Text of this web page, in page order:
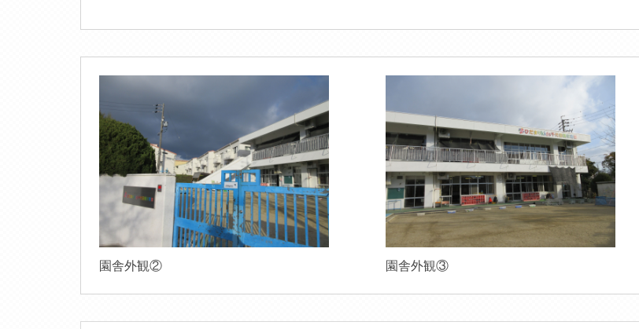
園舎外観② 園舎外観③